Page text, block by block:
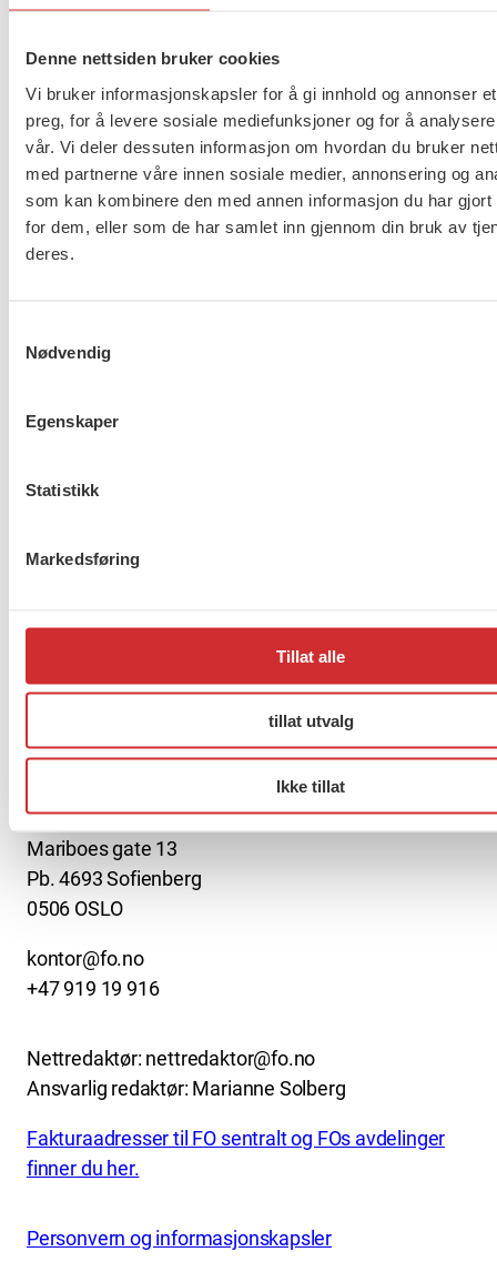
Denne nettsiden bruker cookies
Vi bruker informasjonskapsler for å gi innhold og annonser
preg, for å levere sosiale mediefunksjoner og for å
vår. Vi deler dessuten informasjon om hvordan du bruker
med partnerne våre innen sosiale medier, annonsering og
som kan kombinere den med annen informasjon du har gjort
for dem, eller som de har samlet inn gjennom din bruk av
deres.
Nødvendig
Egenskaper
Statistikk
Markedsføring
Tillat alle
tillat utvalg
Ikke tillat
Ny tariffavtale for KA
About us (English)
FO (Fellesorganisasjonen)
Mariboes gate 13
Pb. 4693 Sofienberg
0506 OSLO
kontor@fo.no
+47 919 19 916
Nettredaktør: nettredaktor@fo.no
Ansvarlig redaktør: Marianne Solberg
Fakturaadresser til FO sentralt og FOs avdelinger
finner du her.
Personvern og informasjonskapsler